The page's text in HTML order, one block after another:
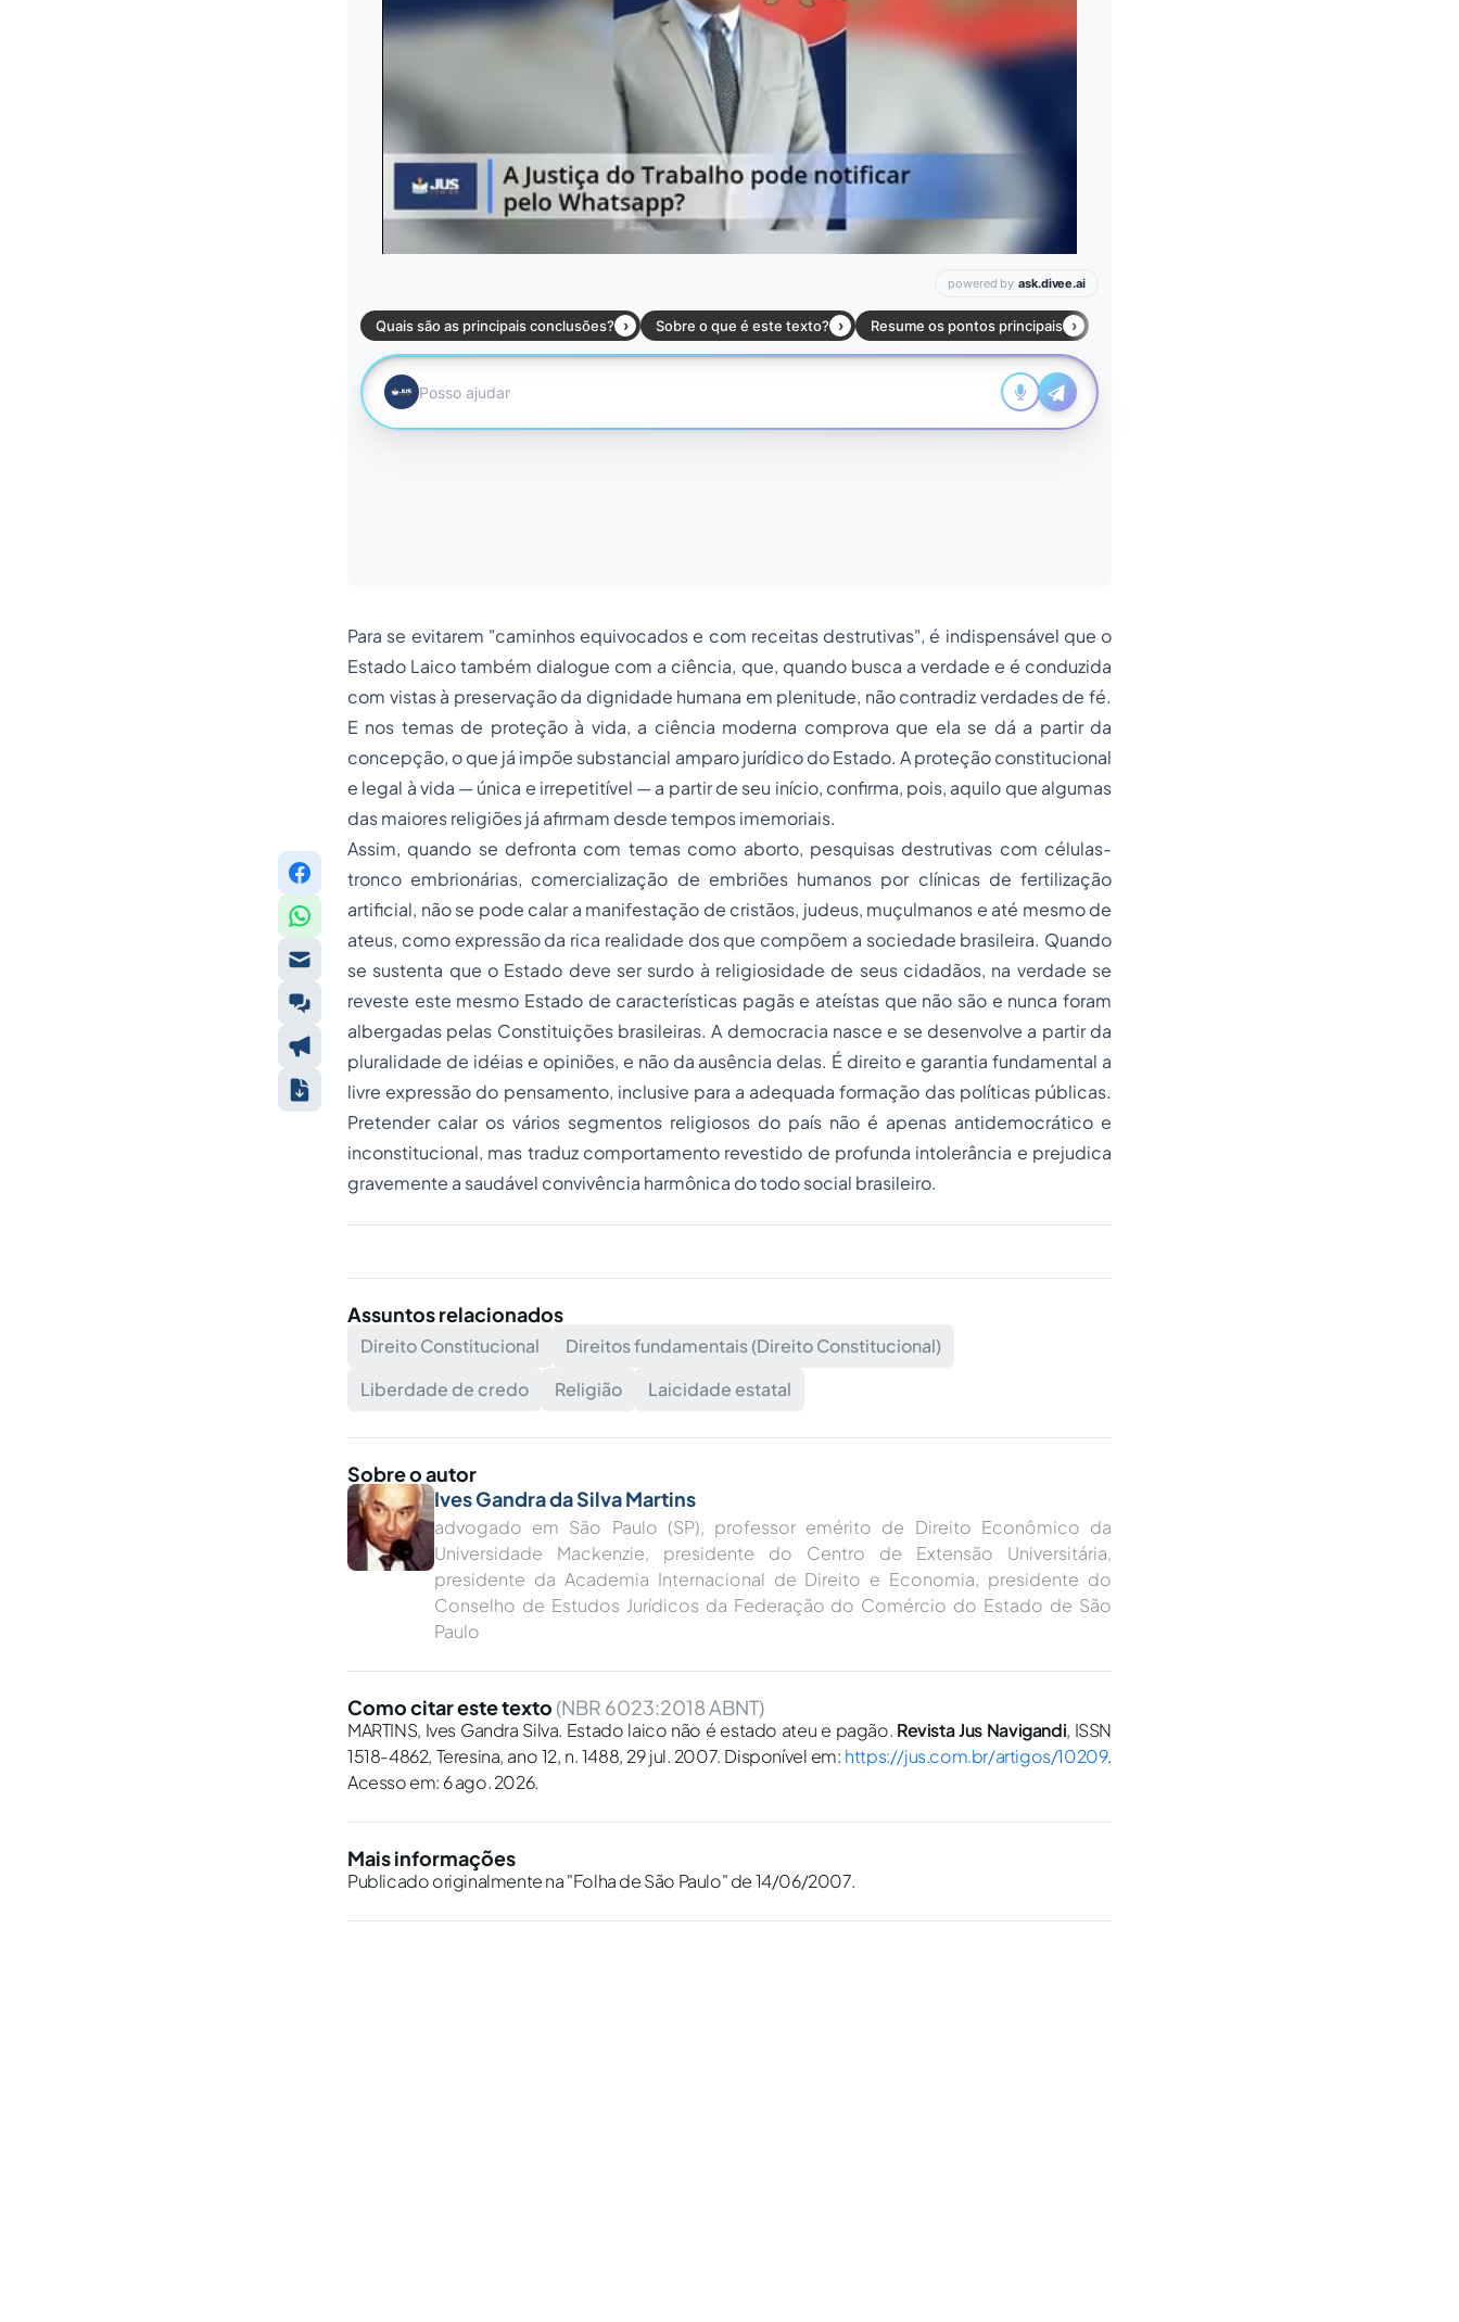
Para se evitarem "caminhos equivocados e com receitas destrutivas", é indispensável que o
Estado Laico também dialogue com a ciência, que, quando busca a verdade e é conduzida
com vistas à preservação da dignidade humana em plenitude, não contradiz verdades de fé.
E nos temas de proteção à vida, a ciência moderna comprova que ela se dá a partir da
concepção, o que já impõe substancial amparo jurídico do Estado. A proteção constitucional
e legal à vida — única e irrepetitível — a partir de seu início, confirma, pois, aquilo que algumas
das maiores religiões já afirmam desde tempos imemoriais.
Assim, quando se defronta com temas como aborto, pesquisas destrutivas com células-
tronco embrionárias, comercialização de embriões humanos por clínicas de fertilização
artificial, não se pode calar a manifestação de cristãos, judeus, muçulmanos e até mesmo de
ateus, como expressão da rica realidade dos que compõem a sociedade brasileira. Quando
se sustenta que o Estado deve ser surdo à religiosidade de seus cidadãos, na verdade se
reveste este mesmo Estado de características pagãs e ateístas que não são e nunca foram
albergadas pelas Constituições brasileiras. A democracia nasce e se desenvolve a partir da
pluralidade de idéias e opiniões, e não da ausência delas. É direito e garantia fundamental a
livre expressão do pensamento, inclusive para a adequada formação das políticas públicas.
Pretender calar os vários segmentos religiosos do país não é apenas antidemocrático e
inconstitucional, mas traduz comportamento revestido de profunda intolerância e prejudica
gravemente a saudável convivência harmônica do todo social brasileiro.
Assuntos relacionados
Direito Constitucional
Direitos fundamentais (Direito Constitucional)
Liberdade de credo
Religião Laicidade estatal
Sobre o autor
Ives Gandra da Silva Martins
advogado em São Paulo (SP), professor emérito de Direito Econômico da
Universidade Mackenzie, presidente do Centro de Extensão Universitária,
presidente da Academia Internacional de Direito e Economia, presidente do
Conselho de Estudos Jurídicos da Federação do Comércio do Estado de São
Paulo
Como citar este texto (NBR 6023:2018 ABNT)
MARTINS, Ives Gandra Silva. Estado laico não é estado ateu e pagão. Revista Jus Navigandi, ISSN
1518-4862, Teresina, ano 12, n. 1488, 29 jul. 2007. Disponível em: https://jus.com.br/artigos/10209.
Acesso em: 6 ago. 2026.
Mais informações
Publicado originalmente na "Folha de São Paulo" de 14/06/2007.